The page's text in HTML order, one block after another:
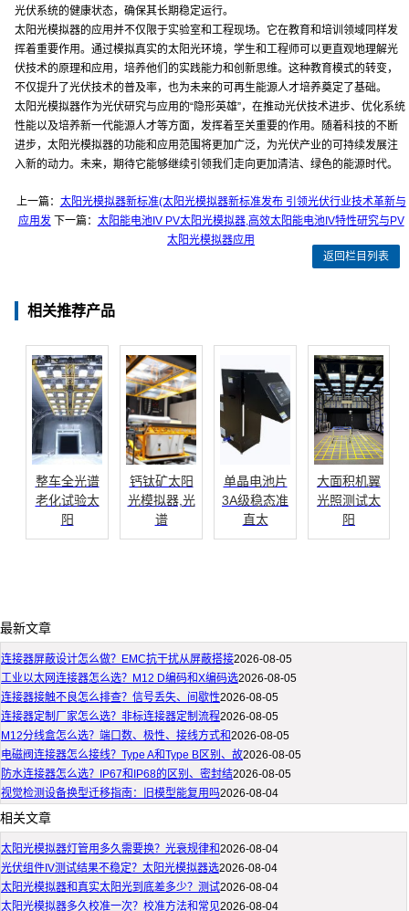
光伏系统的健康状态，确保其长期稳定运行。
太阳光模拟器的应用并不仅限于实验室和工程现场。它在教育和培训领域同样发
挥着重要作用。通过模拟真实的太阳光环境，学生和工程师可以更直观地理解光
伏技术的原理和应用，培养他们的实践能力和创新思维。这种教育模式的转变，
不仅提升了光伏技术的普及率，也为未来的可再生能源人才培养奠定了基础。
太阳光模拟器作为光伏研究与应用的“隐形英雄”，在推动光伏技术进步、优化系统
性能以及培养新一代能源人才等方面，发挥着至关重要的作用。随着科技的不断
进步，太阳光模拟器的功能和应用范围将更加广泛，为光伏产业的可持续发展注
入新的动力。未来，期待它能够继续引领我们走向更加清洁、绿色的能源时代。
上一篇： 太阳光模拟器新标准(太阳光模拟器新标准发布 引领光伏行业技术革新与
应用发下一篇： 太阳能电池IV PV太阳光模拟器,高效太阳能电池IV特性研究与PV
太阳光模拟器应用
返回栏目列表
相关推荐产品
整车全光谱
老化试验太
阳
钙钛矿太阳
光模拟器,光
谱
单晶电池片
3A级稳态准
直太
大面积机翼
光照测试太
阳
最新文章
连接器屏蔽设计怎么做？EMC抗干扰从屏蔽搭接2026-08-05
工业以太网连接器怎么选？M12 D编码和X编码选2026-08-05
连接器接触不良怎么排查？信号丢失、间歇性2026-08-05
连接器定制厂家怎么选？非标连接器定制流程2026-08-05
M12分线盒怎么选？端口数、极性、接线方式和2026-08-05
电磁阀连接器怎么接线？Type A和Type B区别、故2026-08-05
防水连接器怎么选？IP67和IP68的区别、密封结2026-08-05
视觉检测设备换型迁移指南：旧模型能复用吗2026-08-04
相关文章
太阳光模拟器灯管用多久需要换？光衰规律和2026-08-04
光伏组件IV测试结果不稳定？太阳光模拟器选2026-08-04
太阳光模拟器和真实太阳光到底差多少？测试2026-08-04
太阳光模拟器多久校准一次？校准方法和常见2026-08-04